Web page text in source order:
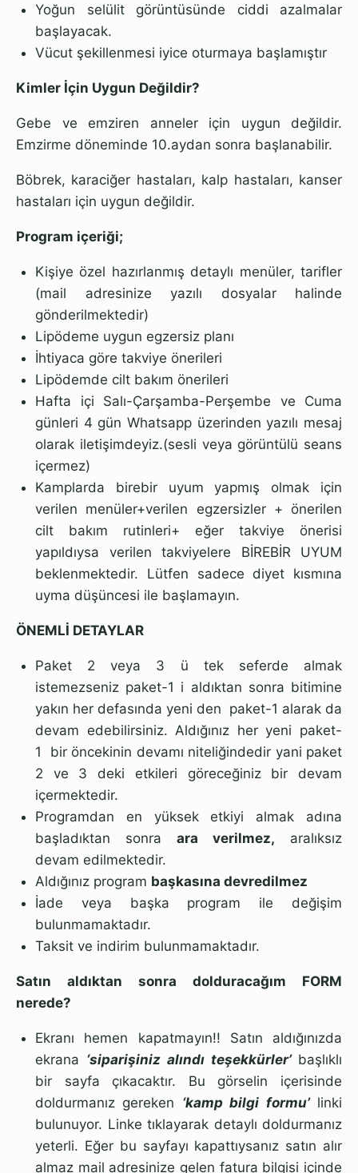
Yoğun selülit görüntüsünde ciddi azalmalar
başlayacak.
Vücut şekillenmesi iyice oturmaya başlamıştır
Kimler İçin Uygun Değildir?
Gebe ve emziren anneler için uygun değildir.
Emzirme döneminde 10.aydan sonra başlanabilir.
Böbrek, karaciğer hastaları, kalp hastaları, kanser
hastaları için uygun değildir.
Program içeriği;
Kişiye özel hazırlanmış detaylı menüler, tarifler
(mail adresinize yazılı dosyalar halinde
gönderilmektedir)
Lipödeme uygun egzersiz planı
İhtiyaca göre takviye önerileri
Lipödemde cilt bakım önerileri
Hafta içi Salı-Çarşamba-Perşembe ve Cuma
günleri 4 gün Whatsapp üzerinden yazılı mesaj
olarak iletişimdeyiz.(sesli veya görüntülü seans
içermez)
Kamplarda birebir uyum yapmış olmak için
verilen menüler+verilen egzersizler + önerilen
cilt bakım rutinleri+ eğer takviye önerisi
yapıldıysa verilen takviyelere BİREBİR UYUM
beklenmektedir. Lütfen sadece diyet kısmına
uyma düşüncesi ile başlamayın.
ÖNEMLİ DETAYLAR
Paket 2 veya 3 ü tek seferde almak
istemezseniz paket-1 i aldıktan sonra bitimine
yakın her defasında yeni den paket-1 alarak da
devam edebilirsiniz. Aldığınız her yeni paket-
1
bir öncekinin devamı niteliğindedir yani paket
2 ve 3 deki etkileri göreceğiniz bir devam
içermektedir.
Programdan en yüksek etkiyi almak adına
başladıktan sonra ara verilmez, aralıksız
devam edilmektedir.
Aldığınız program başkasına devredilmez
İade veya başka program ile değişim
bulunmamaktadır.
Taksit ve indirim bulunmamaktadır.
Satın aldıktan sonra dolduracağım FORM
nerede?
Ekranı hemen kapatmayın!! Satın aldığınızda
ekrana ‘siparişiniz alındı teşekkürler’ başlıklı
bir sayfa çıkacaktır. Bu görselin içerisinde
doldurmanız gereken ‘kamp bilgi formu’linki
bulunuyor. Linke tıklayarak detaylı doldurmanız
yeterli. Eğer bu sayfayı kapattıysanız satın alır
almaz mail adresinize gelen fatura bilgisi içinde